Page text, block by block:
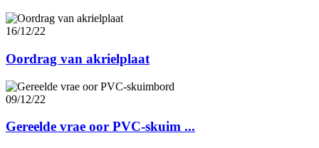
16/12/22
Oordrag van akrielplaat
09/12/22
Gereelde vrae oor PVC-skuim ...